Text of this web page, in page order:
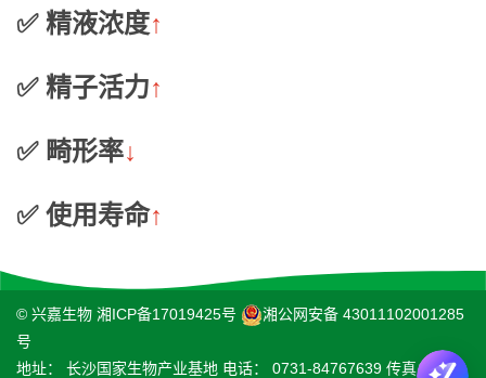
✅ 精液浓度↑
✅ 精子活力↑
✅ 畸形率↓
✅ 使用寿命↑
© 兴嘉生物 湘ICP备17019425号
湘公网安备 43011102001285
号
地址： 长沙国家生物产业基地 电话： 0731-84767639 传真：